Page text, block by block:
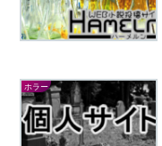
ホラー